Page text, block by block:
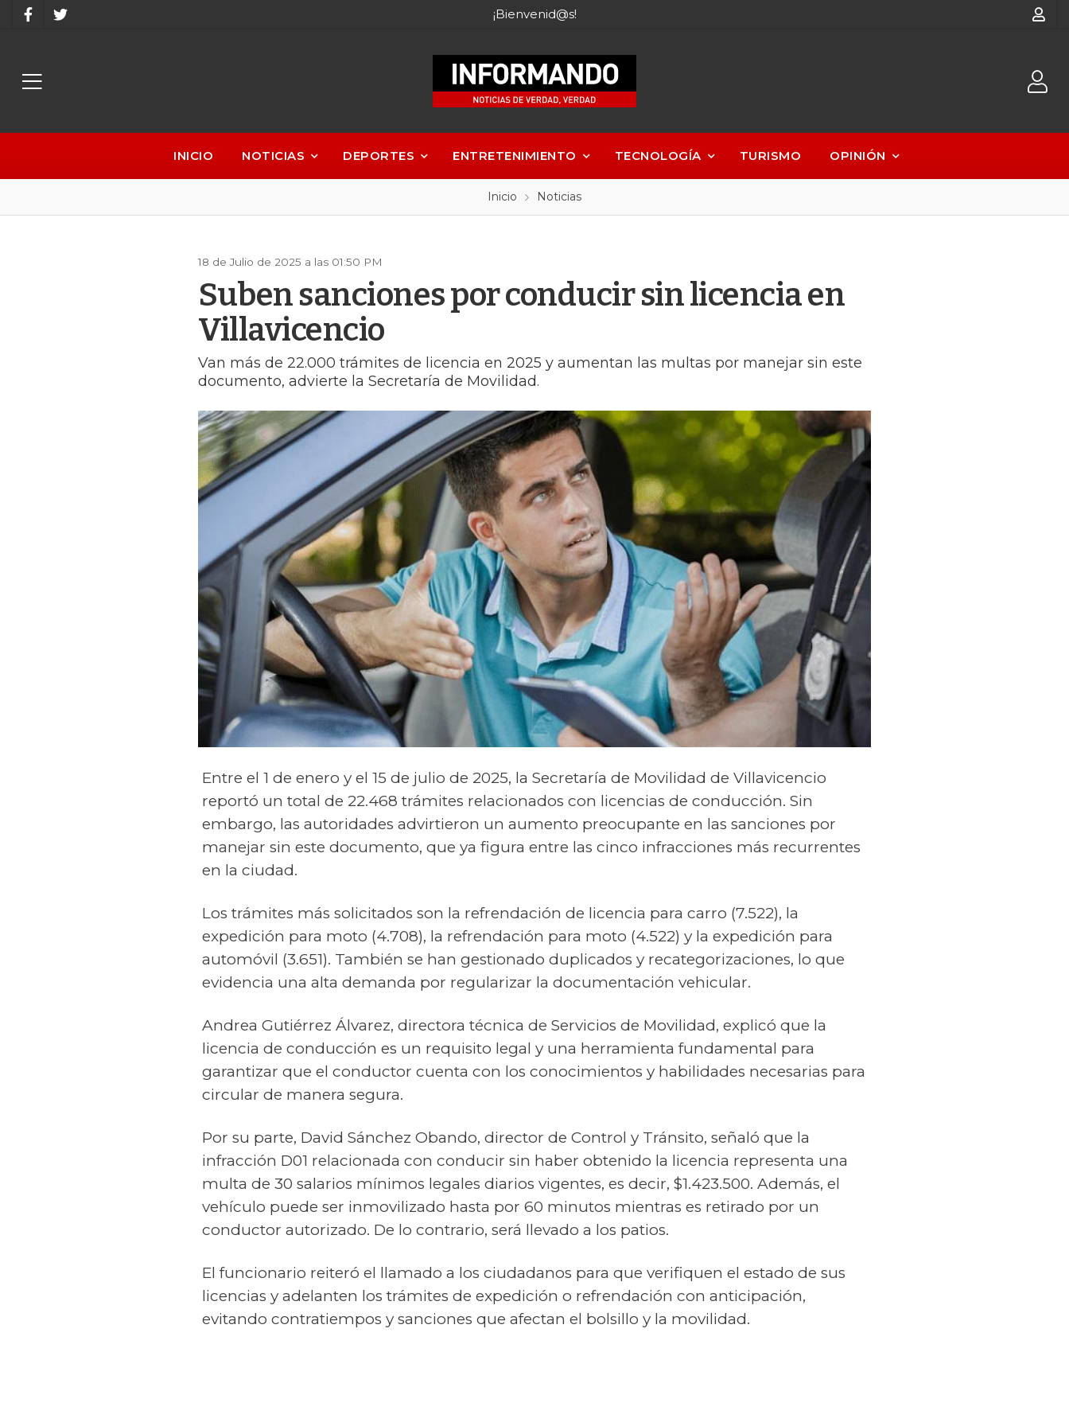
¡Bienvenid@s!
INICIO NOTICIAS DEPORTES ENTRETENIMIENTO TECNOLOGÍA TURISMO OPINIÓN
Inicio Noticias
18 de Julio de 2025 a las 01:50 PM
Suben sanciones por conducir sin licencia en
Villavicencio
Van más de 22.000 trámites de licencia en 2025 y aumentan las multas por manejar sin este
documento, advierte la Secretaría de Movilidad.
Entre el 1 de enero y el 15 de julio de 2025, la Secretaría de Movilidad de Villavicencio
reportó un total de 22.468 trámites relacionados con licencias de conducción. Sin
embargo, las autoridades advirtieron un aumento preocupante en las sanciones por
manejar sin este documento, que ya figura entre las cinco infracciones más recurrentes
en la ciudad.
Los trámites más solicitados son la refrendación de licencia para carro (7.522), la
expedición para moto (4.708), la refrendación para moto (4.522) y la expedición para
automóvil (3.651). También se han gestionado duplicados y recategorizaciones, lo que
evidencia una alta demanda por regularizar la documentación vehicular.
Andrea Gutiérrez Álvarez, directora técnica de Servicios de Movilidad, explicó que la
licencia de conducción es un requisito legal y una herramienta fundamental para
garantizar que el conductor cuenta con los conocimientos y habilidades necesarias para
circular de manera segura.
Por su parte, David Sánchez Obando, director de Control y Tránsito, señaló que la
infracción D01 relacionada con conducir sin haber obtenido la licencia representa una
multa de 30 salarios mínimos legales diarios vigentes, es decir, $1.423.500. Además, el
vehículo puede ser inmovilizado hasta por 60 minutos mientras es retirado por un
conductor autorizado. De lo contrario, será llevado a los patios.
El funcionario reiteró el llamado a los ciudadanos para que verifiquen el estado de sus
licencias y adelanten los trámites de expedición o refrendación con anticipación,
evitando contratiempos y sanciones que afectan el bolsillo y la movilidad.